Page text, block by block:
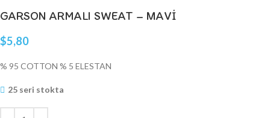
GARSON ARMALI SWEAT – MAVİ
$5,80
% 95 COTTON % 5 ELESTAN
25 seri stokta